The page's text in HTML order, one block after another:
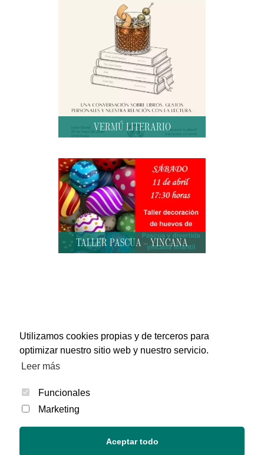
Utilizamos cookies propias y de terceros para
optimizar nuestro sitio web y nuestro servicio.
Leer más
Funcionales
Marketing
Aceptar todo
VERMÚ LITERARIO
TALLER PASCUA – YINCANA